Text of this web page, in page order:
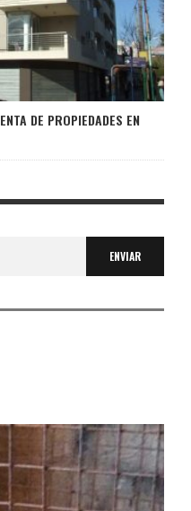
DE PROPIEDADES EN